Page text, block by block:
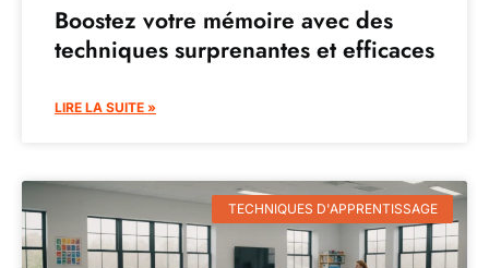
Boostez votre mémoire avec des
techniques surprenantes et efficaces
LIRE LA SUITE »
TECHNIQUES D'APPRENTISSAGE